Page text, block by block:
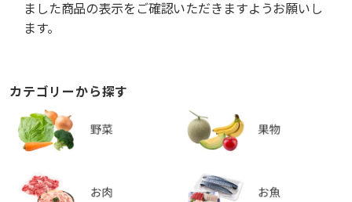
ました商品の表示をご確認いただきますようお願いし
ます。
カテゴリーから探す